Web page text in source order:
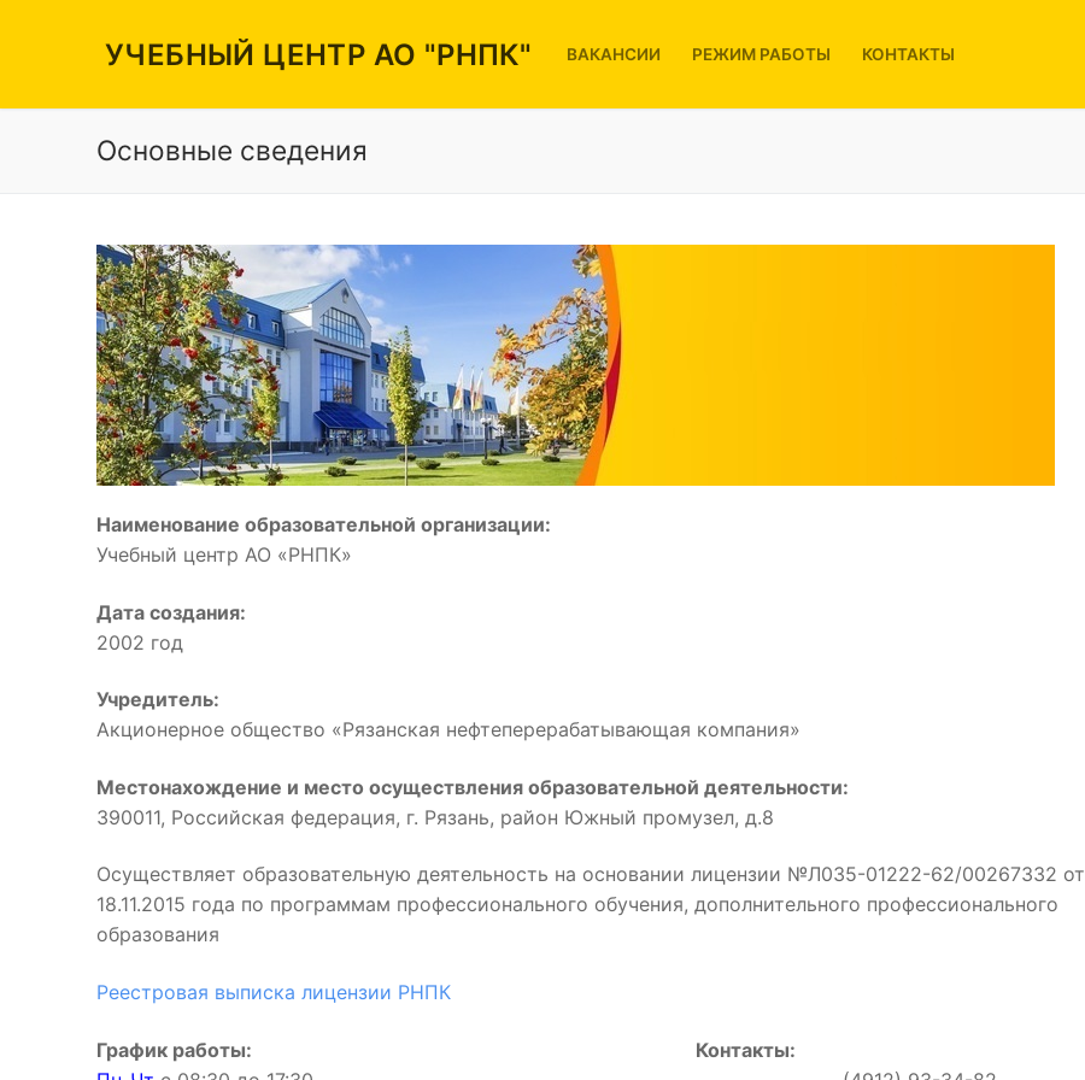
УЧЕБНЫЙ ЦЕНТР АО "РНПК" ВАКАНСИИ РЕЖИМ РАБОТЫ КОНТАКТЫ
Вакансии
Режим работы
Контакты
Основные сведения
Наименование образовательной организации:
Учебный центр АО «РНПК»
Дата создания:
2002 год
Учредитель:
Акционерное общество «Рязанская нефтеперерабатывающая компания»
Местонахождение и место осуществления образовательной деятельности:
390011, Российская федерация, г. Рязань, район Южный промузел, д.8
Осуществляет образовательную деятельность на основании лицензии №Л035-01222-62/00267332 от
18.11.2015 года по программам профессионального обучения, дополнительного профессионального
образования
Реестровая выписка лицензии РНПК
График работы: Контакты: